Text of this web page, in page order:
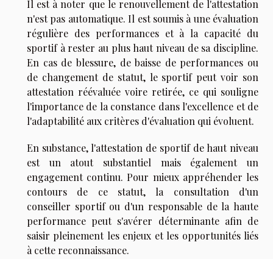
Il est à noter que le renouvellement de l'attestation
n'est pas automatique. Il est soumis à une évaluation
régulière des performances et à la capacité du
sportif à rester au plus haut niveau de sa discipline.
En cas de blessure, de baisse de performances ou
de changement de statut, le sportif peut voir son
attestation réévaluée voire retirée, ce qui souligne
l'importance de la constance dans l'excellence et de
l'adaptabilité aux critères d'évaluation qui évoluent.
En substance, l'attestation de sportif de haut niveau
est un atout substantiel mais également un
engagement continu. Pour mieux appréhender les
contours de ce statut, la consultation d'un
conseiller sportif ou d'un responsable de la haute
performance peut s'avérer déterminante afin de
saisir pleinement les enjeux et les opportunités liés
à cette reconnaissance.